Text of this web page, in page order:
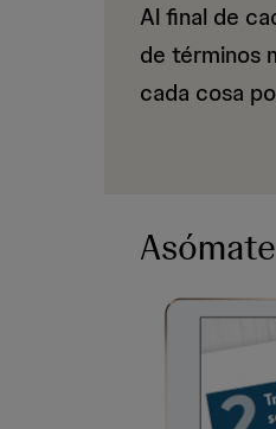
Al final de
de términos
cada cosa